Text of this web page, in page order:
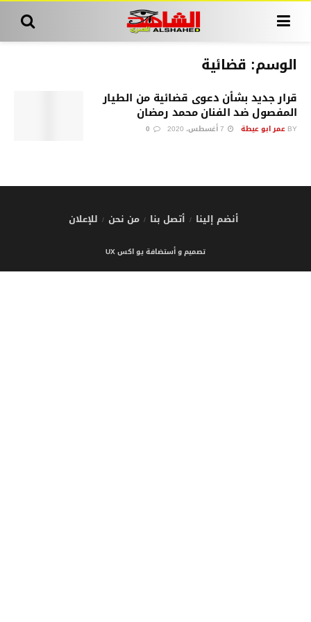
الوسم: قضائية
قرار جديد بشأن دعوى قضائية من الطيار
المفصول ضد الفنان محمد رمضان
BY عمر ابو عيطة
أنضم إلينا أتصل بنا من نحن للإعلان
تصميم و أستضافة يو اكس UX